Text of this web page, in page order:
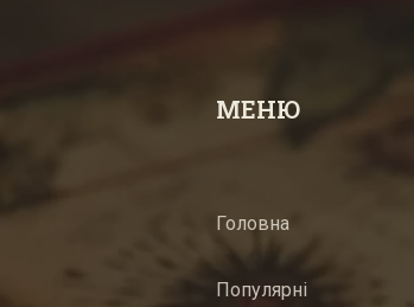
МЕНЮ
Головна
Популярні